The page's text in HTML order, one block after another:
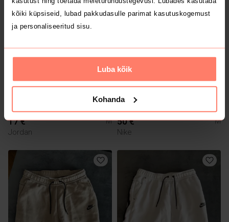
kõiki küpsiseid, lubad pakkudasulle parimat kasutuskogemust
ja personaliseeritud sisu.
Luba kõik
Kohanda
17 €
M
Jordan
50 €
M
Nike